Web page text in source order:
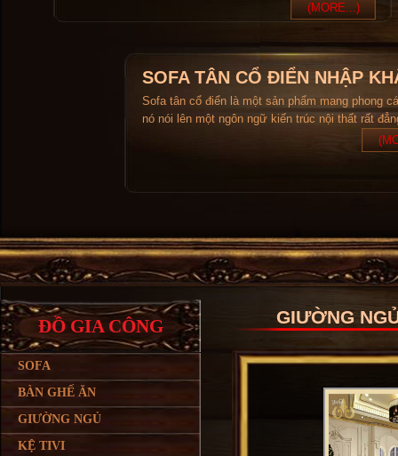
(MORE...)
SOFA TÂN CỔ ĐIỂN NHẬP
Sofa tân cổ điển là một sản phẩm mang phong
nó nói lên một ngôn ngữ kiến trúc nội thất rất
ĐỒ GIA CÔNG
SOFA
BÀN GHẾ ĂN
GIƯỜNG NGỦ
KỆ TIVI
GIƯỜNG